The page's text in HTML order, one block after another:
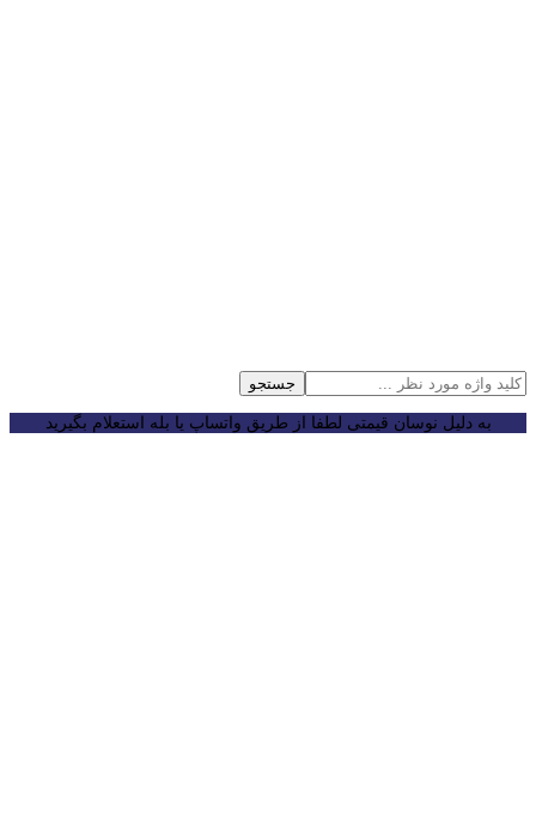
جستجو
به دلیل نوسان قیمتی لطفا از طریق واتساپ یا بله استعلام بگیرید